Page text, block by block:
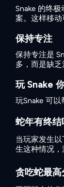
Snake 的终
案。这样移动
保持专注
保持专注是
多，而是缺
玩 Snake
玩Snake 可
蛇年有终结
当玩家发生
生这种情况，
贪吃蛇最高